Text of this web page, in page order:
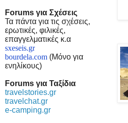
Forums για Σχέσεις
Τα πάντα για τις σχέσεις,
ερωτικές, φιλικές,
επαγγελματικές κ.α
sxeseis.gr
bourdela.com (Μόνο για
ενηλίκους)
Forums για Ταξίδια
travelstories.gr
travelchat.gr
e-camping.gr